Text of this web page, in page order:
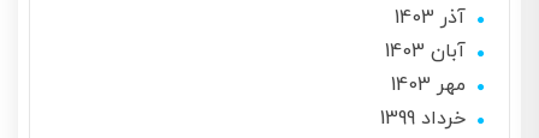
آذر 1403
آبان 1403
مهر 1403
خرداد 1399